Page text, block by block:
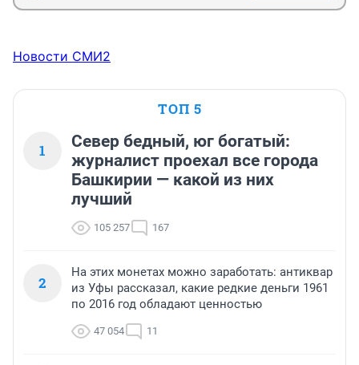
Новости СМИ2
ТОП 5
1
Север бедный, юг богатый:
журналист проехал все города
Башкирии — какой из них
лучший
105 257 167
2
На этих монетах можно заработать: антиквар
из Уфы рассказал, какие редкие деньги 1961
по 2016 год обладают ценностью
47 054 11